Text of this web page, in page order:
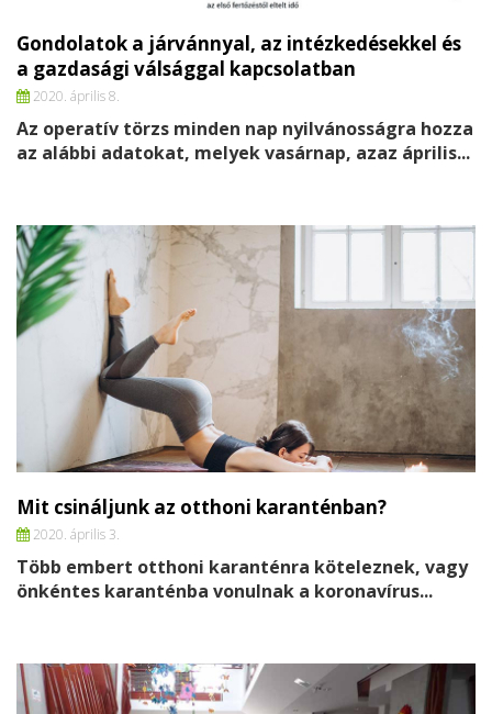
Gondolatok a járvánnyal, az intézkedésekkel és
a gazdasági válsággal kapcsolatban
2020. április 8.
Az operatív törzs minden nap nyilvánosságra hozza
az alábbi adatokat, melyek vasárnap, azaz április...
Mit csináljunk az otthoni karanténban?
2020. április 3.
Több embert otthoni karanténra köteleznek, vagy
önkéntes karanténba vonulnak a koronavírus...